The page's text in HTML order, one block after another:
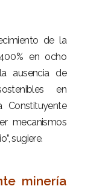
de la
% en ocho
ausencia de
en
Constituyente
mecanismos
sugiere.
minería